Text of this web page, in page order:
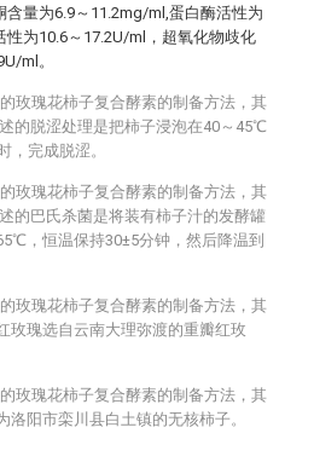
含量为6.9～11.2mg/ml,蛋白酶活性为
性为10.6～17.2U/ml，超氧化物歧化
ml。
玫瑰花柿子复合酵素的制备方法，其
的脱涩处理是把柿子浸泡在40～45℃
，完成脱涩。
玫瑰花柿子复合酵素的制备方法，其
的巴氏杀菌是将装有柿子汁的发酵罐
，恒温保持30±5分钟，然后降温到
玫瑰花柿子复合酵素的制备方法，其
玫瑰选自云南大理弥渡的重瓣红玫
玫瑰花柿子复合酵素的制备方法，其
洛阳市栾川县白土镇的无核柿子。